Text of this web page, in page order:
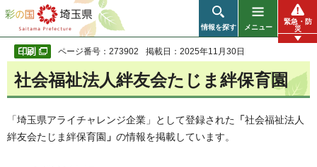
彩の国 埼玉県
情報を探す メニュー
緊急・防
災
ページ番号：273902 掲載日：2025年11月30日
社会福祉法人絆友会たじま絆保育園
「埼玉県アライチャレンジ企業」として登録された 「社会福祉法人
絆友会たじま絆保育園 」 の情報を掲載しています。